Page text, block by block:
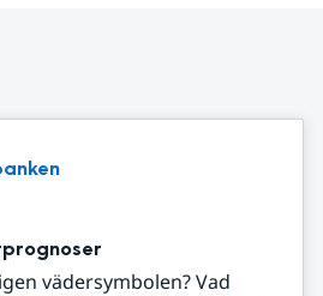
vädersymbolen? Vad